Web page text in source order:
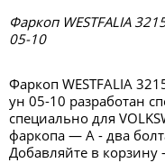
Фаркоп WESTFALIA
05-10
Фаркоп WESTFALIA
ун 05-10 разработан
специально для
фаркопа — А - два
Добавляйте в корзину